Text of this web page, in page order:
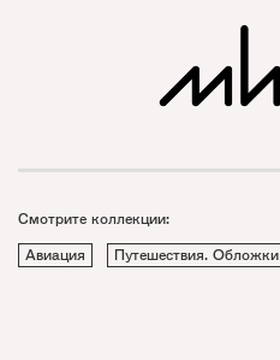
Смотрите коллекции:
Авиация
Путешествия. Обложки